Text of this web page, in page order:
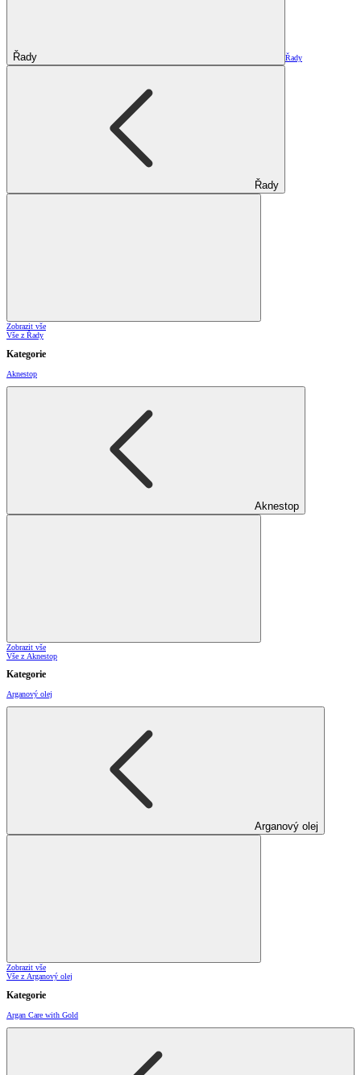
Řady Řady
Řady
Zobrazit vše
Vše z Řady
Kategorie
Aknestop
Aknestop
Zobrazit vše
Vše z Aknestop
Kategorie
Arganový olej
Arganový olej
Zobrazit vše
Vše z Arganový olej
Kategorie
Argan Care with Gold